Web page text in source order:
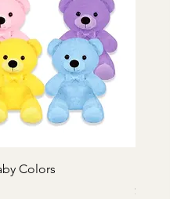
Colors
Precio
$170.00